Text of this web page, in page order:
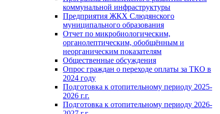
коммунальной инфраструктуры
Предприятия ЖКХ Слюдянского
муниципального образования
Отчет по микробиологическим,
органолептическим, обобщённым и
неорганическим показателям
Общественные обсуждения
Опрос граждан о переходе оплаты за ТКО в
2024 году
Подготовка к отопительному периоду 2025-
2026 г.г.
Подготовка к отопительному периоду 2026-